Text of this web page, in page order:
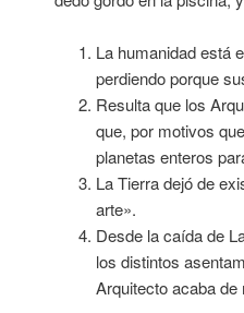
La humanidad está
perdiendo porque
Resulta que los
que, por motivos
planetas enteros
La Tierra dejó de
arte».
Desde la caída de
los distintos
Arquitecto acaba